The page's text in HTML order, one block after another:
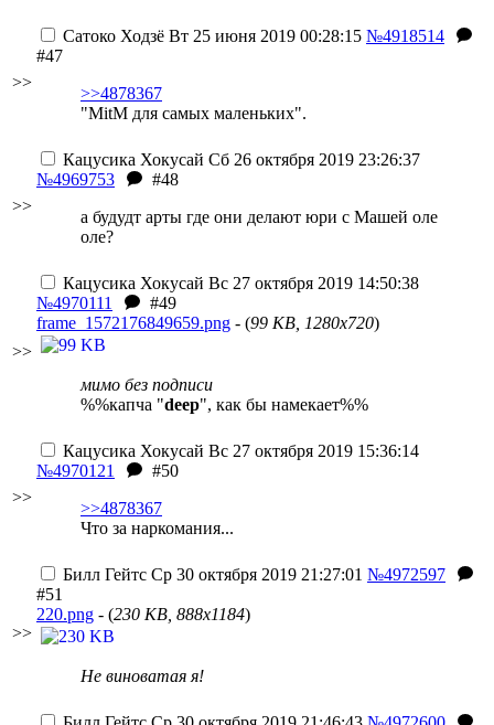
>>
Сатоко Ходзё Вт 25 июня 2019 00:28:15 №4918514
#47
>>4878367
"MitM для самых маленьких".
>>
Кацусика Хокусай Сб 26 октября 2019 23:26:37
№4969753
#48
а будудт арты где они делают юри с Машей оле
оле?
>>
Кацусика Хокусай Вс 27 октября 2019 14:50:38
№4970111
#49
frame_1572176849659.png - (99 KB, 1280x720)
мимо без подписи
%%капча "deep", как бы намекает%%
>>
Кацусика Хокусай Вс 27 октября 2019 15:36:14
№4970121
#50
>>4878367
Что за наркомания...
>>
Билл Гейтс Ср 30 октября 2019 21:27:01 №4972597
#51
220.png - (230 KB, 888x1184)
Не виноватая я!